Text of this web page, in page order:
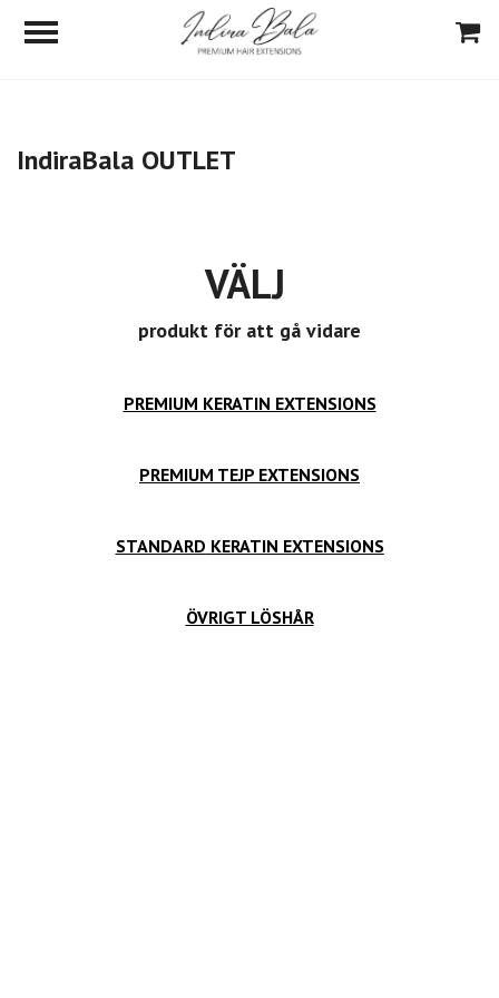
IndiraBala OUTLET
VÄLJ
produkt för att gå vidare
PREMIUM KERATIN EXTENSIONS
PREMIUM TEJP EXTENSIONS
STANDARD KERATIN EXTENSIONS
ÖVRIGT LÖSHÅR